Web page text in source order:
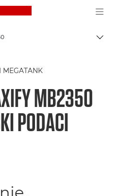
Canon Logo, back to
MEGATANK
MB2350
PODACI